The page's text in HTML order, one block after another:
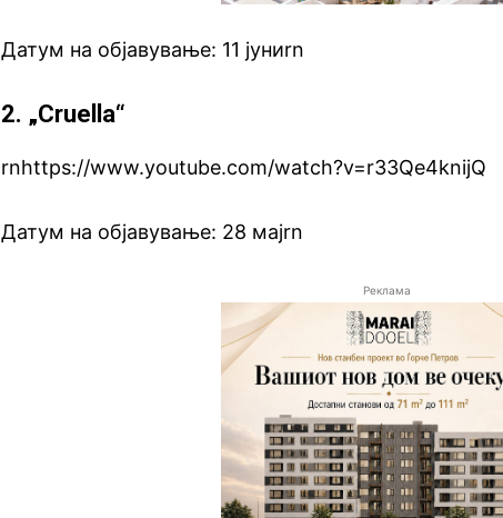
Датум на објавување: 11 јуниrn
2. „Cruella“
rnhttps://www.youtube.com/watch?v=r33Qe4knijQ
Датум на објавување: 28 мајrn
Реклама